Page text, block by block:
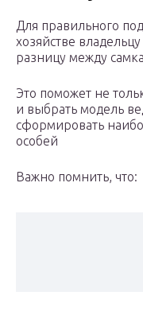
Для правильного
хозяйстве
разницу между
Это поможет не
и выбрать модель
сформировать
особей
Важно помнить, что: